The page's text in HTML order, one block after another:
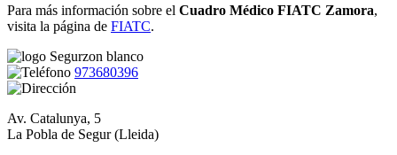
Para más información sobre el Cuadro Médico FIATC Zamora,
visita la página de FIATC.
973680396
Av. Catalunya, 5
La Pobla de Segur (Lleida)